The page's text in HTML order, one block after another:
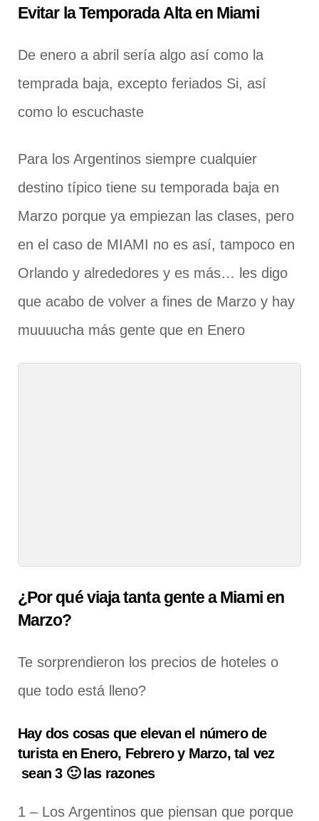
Evitar la Temporada Alta en Miami
De enero a abril sería algo así como la
temprada baja, excepto feriados Si, así
como lo escuchaste
Para los Argentinos siempre cualquier
destino típico tiene su temporada baja en
Marzo porque ya empiezan las clases, pero
en el caso de MIAMI no es así, tampoco en
Orlando y alrededores y es más… les digo
que acabo de volver a fines de Marzo y hay
muuuucha más gente que en Enero
¿Por qué viaja tanta gente a Miami en
Marzo?
Te sorprendieron los precios de hoteles o
que todo está lleno?
Hay dos cosas que elevan el número de
turista en Enero, Febrero y Marzo, tal vez
sean 3 🙂 las razones
1 – Los Argentinos que piensan que porque